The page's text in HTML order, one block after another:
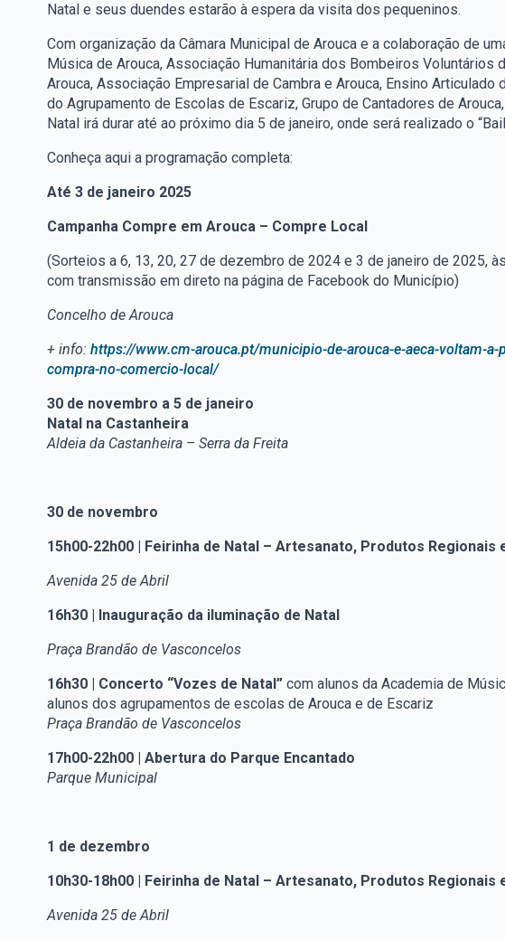
Natal e seus duendes estarão à espera da visita dos pequeninos.
Com organização da Câmara Municipal de Arouca e a colaboração de
Música de Arouca, Associação Humanitária dos Bombeiros Voluntários
Arouca, Associação Empresarial de Cambra e Arouca, Ensino
do Agrupamento de Escolas de Escariz, Grupo de Cantadores de
Natal irá durar até ao próximo dia 5 de janeiro, onde será realizado o
Conheça aqui a programação completa:
Até 3 de janeiro 2025
Campanha Compre em Arouca – Compre Local
(Sorteios a 6, 13, 20, 27 de dezembro de 2024 e 3 de janeiro de 2025,
com transmissão em direto na página de Facebook do Município)
Concelho de Arouca
+ info: https://www.cm-arouca.pt/municipio-de-arouca-e-aeca-voltam-a-
compra-no-comercio-local/
30 de novembro a 5 de janeiro
Natal na Castanheira
Aldeia da Castanheira – Serra da Freita
30 de novembro
15h00-22h00 | Feirinha de Natal – Artesanato, Produtos Regionais
Avenida 25 de Abril
16h30 | Inauguração da iluminação de Natal
Praça Brandão de Vasconcelos
16h30 | Concerto “Vozes de Natal” com alunos da Academia de
alunos dos agrupamentos de escolas de Arouca e de Escariz
Praça Brandão de Vasconcelos
17h00-22h00 | Abertura do Parque Encantado
Parque Municipal
1 de dezembro
10h30-18h00 | Feirinha de Natal – Artesanato, Produtos Regionais
Avenida 25 de Abril